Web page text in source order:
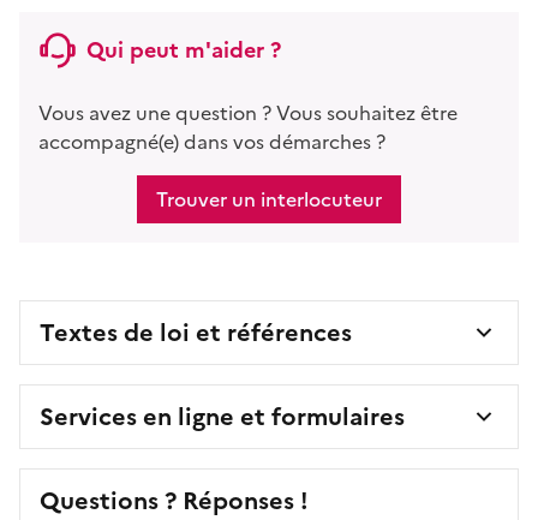
Qui peut m'aider ?
Vous avez une question ? Vous souhaitez être
accompagné(e) dans vos démarches ?
Trouver un interlocuteur
Textes de loi et références
Services en ligne et formulaires
Questions ? Réponses !